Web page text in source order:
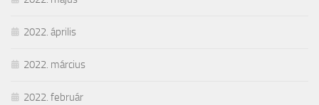
2022. április
2022. március
2022. február